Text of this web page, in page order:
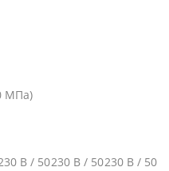
МПа)
В / 50230 В / 50230 В / 50